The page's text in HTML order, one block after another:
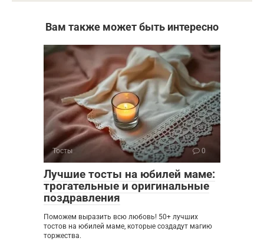
Вам также может быть интересно
Тосты 0
Лучшие тосты на юбилей маме:
трогательные и оригинальные
поздравления
Поможем выразить всю любовь! 50+ лучших
тостов на юбилей маме, которые создадут магию
торжества.